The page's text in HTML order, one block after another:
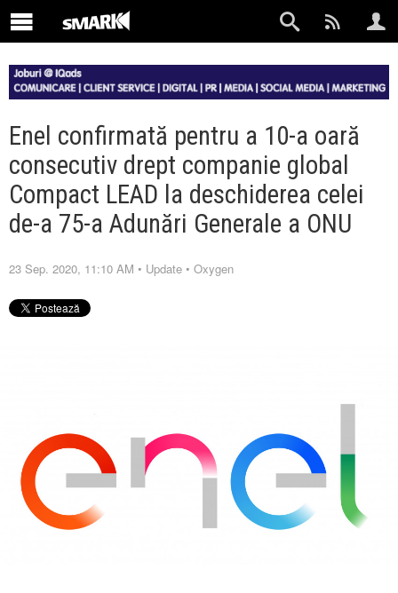
Enel confirmată pentru a 10-a oară
consecutiv drept companie global
Compact LEAD la deschiderea celei
de-a 75-a Adunări Generale a ONU
23 Sep. 2020, 11:10 AM • Update • Oxygen